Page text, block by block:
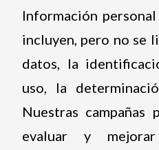
Información
incluyen, pero no se
datos, la
uso, la
Nuestras campañas
evaluar y